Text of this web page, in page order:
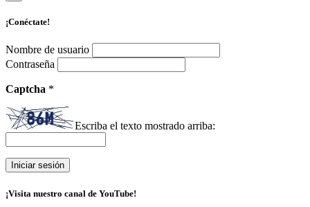
¡Conéctate!
Nombre de usuario
Contraseña
Captcha *
Escriba el texto mostrado arriba:
¡Visita nuestro canal de YouTube!